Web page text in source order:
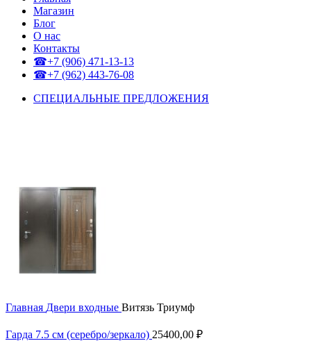
Магазин
Блог
О нас
Контакты
☎+7 (906) 471-13-13
☎+7 (962) 443-76-08
СПЕЦИАЛЬНЫЕ ПРЕДЛОЖЕНИЯ
Главная Двери входные Витязь Триумф
Гарда 7.5 см (серебро/зеркало) 25400,00 ₽